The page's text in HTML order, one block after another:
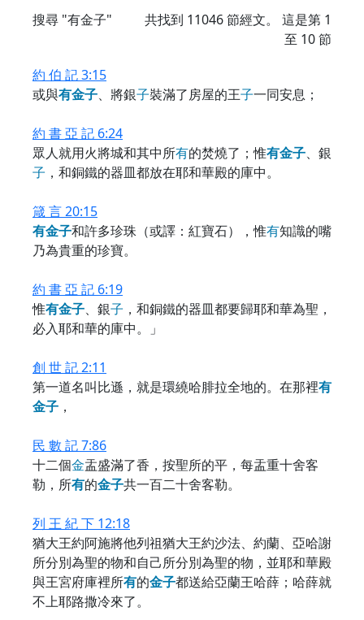
搜尋 "有金子" 共找到 11046節經文。 這是第 1
至 10 節
約 伯 記 3:15
或與有金子、將銀子裝滿了房屋的王子一同安息；
約 書 亞 記 6:24
眾人就用火將城和其中所有的焚燒了；惟有金子、銀
子 ，和銅鐵的器皿都放在耶和華殿的庫中。
箴 言 20:15
有金子和許多珍珠（或譯：紅寶石），惟有知識的嘴
乃為貴重的珍寶。
約 書 亞 記 6:19
惟有金子、銀子 ，和銅鐵的器皿都要歸耶和華為聖，
必入耶和華的庫中。」
創 世 記 2:11
第一道名叫比遜，就是環繞哈腓拉全地的。在那裡有
金子 ，
民 數 記 7:86
十二個金盂盛滿了香，按聖所的平，每盂重十舍客
勒，所有的金子共一百二十舍客勒。
列 王 紀 下 12:18
猶大王約阿施將他列祖猶大王約沙法、約蘭、亞哈謝
所分別為聖的物和自己所分別為聖的物，並耶和華殿
與王宮府庫裡所有的金子都送給亞蘭王哈薛；哈薛就
不上耶路撒冷來了。